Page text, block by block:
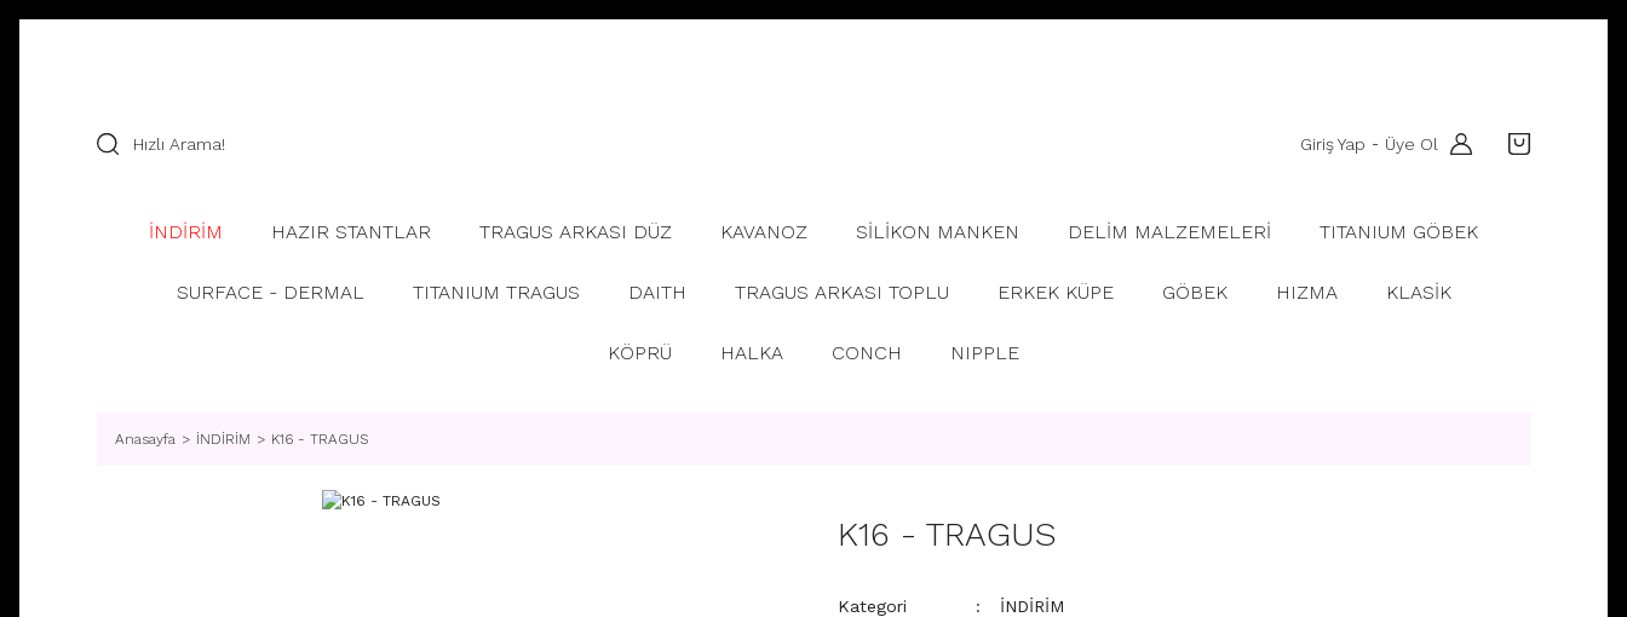
Giriş Yap - Üye Ol
İNDİRİM HAZIR STANTLAR TRAGUS ARKASI DÜZ KAVANOZ SİLİKON MANKEN DELİM MALZEMELERİ TITANIUM GÖBEK
SURFACE - DERMAL TITANIUM TRAGUS DAITH TRAGUS ARKASI TOPLU ERKEK KÜPE GÖBEK HIZMA KLASİK
KÖPRÜ HALKA CONCH NIPPLE
Anasayfa İNDİRİM K16 - TRAGUS
K16 - TRAGUS
Kategori İNDİRİM